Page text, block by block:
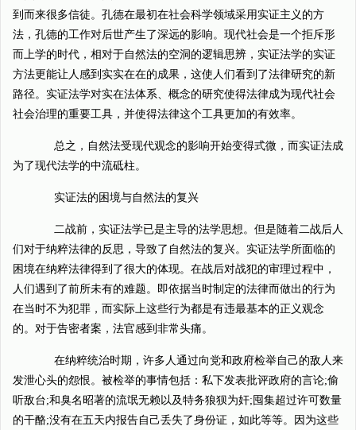
到而来很多信徒。孔德在最初在社会科学领域采用实证主义的方
法，孔德的工作对后世产生了深远的影响。现代社会是一个拒斥形
而上学的时代，相对于自然法的空洞的逻辑思辨，实证法学的实证
方法更能让人感到实实在在的成果，这使人们看到了法律研究的新
路径。实证法学对实在法体系、概念的研究使得法律成为现代社会
社会治理的重要工具，并使得法律这个工具更加的有效率。
总之，自然法受现代观念的影响开始变得式微，而实证法成
为了现代法学的中流砥柱。
实证法的困境与自然法的复兴
二战前，实证法学已是主导的法学思想。但是随着二战后人
们对于纳粹法律的反思，导致了自然法的复兴。实证法学所面临的
困境在纳粹法律得到了很大的体现。在战后对战犯的审理过程中，
人们遇到了前所未有的难题。即依据当时制定的法律而做出的行为
在当时不为犯罪，而实际上这些行为都是有违最基本的正义观念
的。对于告密者案，法官感到非常头痛。
在纳粹统治时期，许多人通过向党和政府检举自己的敌人来
发泄心头的怨恨。被检举的事情包括：私下发表批评政府的言论;偷
听敌台;和臭名昭著的流氓无赖以及特务狼狈为奸;囤集超过许可数量
的干酪;没有在五天内报告自己丢失了身份证，如此等等。因为这些